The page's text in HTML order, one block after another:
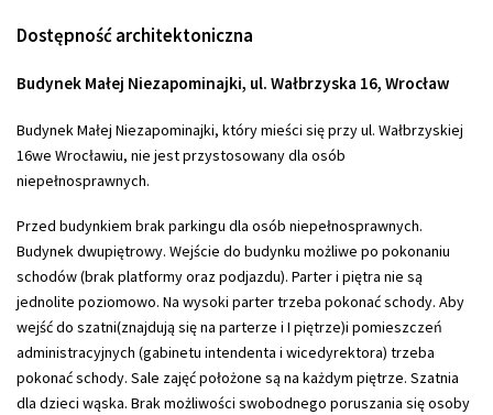
Dostępność architektoniczna
Budynek Małej Niezapominajki, ul. Wałbrzyska 16, Wrocław
Budynek Małej Niezapominajki, który mieści się przy ul. Wałbrzyskiej
16we Wrocławiu, nie jest przystosowany dla osób
niepełnosprawnych.
Przed budynkiem brak parkingu dla osób niepełnosprawnych.
Budynek dwupiętrowy. Wejście do budynku możliwe po pokonaniu
schodów (brak platformy oraz podjazdu). Parter i piętra nie są
jednolite poziomowo. Na wysoki parter trzeba pokonać schody. Aby
wejść do szatni(znajdują się na parterze i I piętrze)i pomieszczeń
administracyjnych (gabinetu intendenta i wicedyrektora) trzeba
pokonać schody. Sale zajęć położone są na każdym piętrze. Szatnia
dla dzieci wąska. Brak możliwości swobodnego poruszania się osoby